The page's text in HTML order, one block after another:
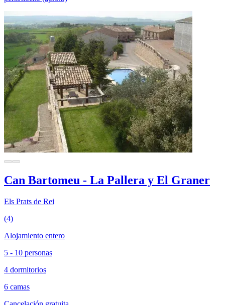
Can Bartomeu - La Pallera y El Graner
Els Prats de Rei
(4)
Alojamiento entero
5 - 10 personas
4 dormitorios
6 camas